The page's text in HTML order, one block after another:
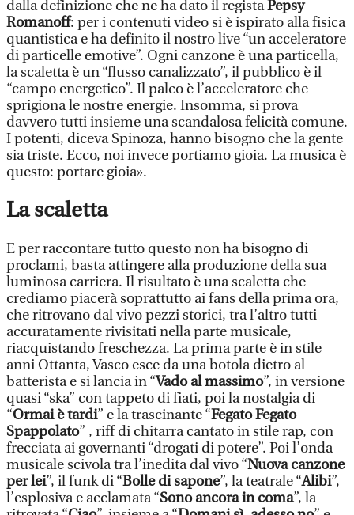
dalla definizione che ne ha dato il registaPepsy
Romanoff: per i contenuti video si è ispirato alla fisica
quantistica e ha definito il nostro live “un acceleratore
di particelle emotive”. Ogni canzone è una particella,
la scaletta è un “flusso canalizzato”, il pubblico è il
“campo energetico”. Il palco è l’acceleratore che
sprigiona le nostre energie. Insomma, si prova
davvero tutti insieme una scandalosa felicità comune.
I potenti, diceva Spinoza, hanno bisogno che la gente
sia triste. Ecco, noi invece portiamo gioia. La musica è
questo: portare gioia».
La scaletta
E per raccontare tutto questo non ha bisogno di
proclami, basta attingere alla produzione della sua
luminosa carriera. Il risultato è una scaletta che
crediamo piacerà soprattutto ai fans della prima ora,
che ritrovano dal vivo pezzi storici, tra l’altro tutti
accuratamente rivisitati nella parte musicale,
riacquistando freschezza. La prima parte è in stile
anni Ottanta, Vasco esce da una botola dietro al
batterista e si lancia in “Vado al massimo”, in versione
quasi “ska” con tappeto di fiati, poi la nostalgia di
“Ormai è tardi” e la trascinante “Fegato Fegato
Spappolato” , riff di chitarra cantato in stile rap, con
frecciata ai governanti “drogati di potere”. Poi l’onda
musicale scivola tra l’inedita dal vivo “Nuova canzone
per lei”, il funk di “Bolle di sapone”, la teatrale “Alibi”,
l’esplosiva e acclamata “Sono ancora in coma”, la